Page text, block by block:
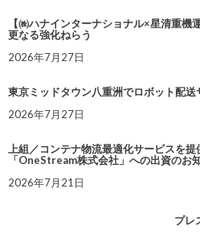
【㈱ハナインターナショナル×星清重
更なる強化ねらう
2026年7月27日
東京ミッドタウン八重洲でロボット配
2026年7月27日
上組／コンテナ物流最適化サービスを
「OneStream株式会社」への出資のお
2026年7月21日
プレ